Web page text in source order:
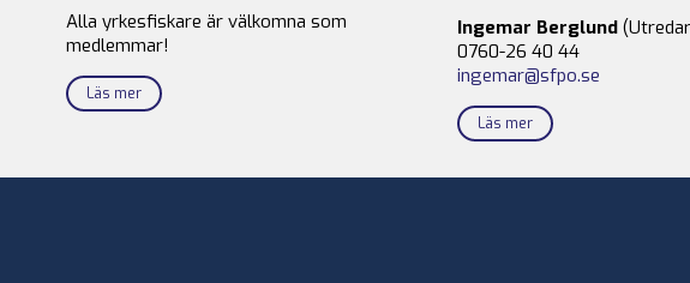
Alla yrkesfiskare är välkomna som
medlemmar!
Läs mer
Ingemar Berglund
0760-26 40 44
ingemar@sfpo.se
Läs mer